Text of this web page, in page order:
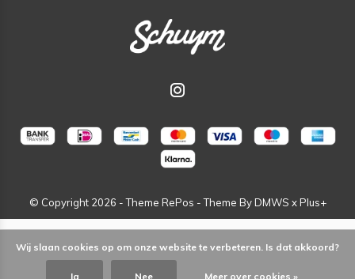
© Copyright 2026 - Theme RePos - Theme ByDMWS xPlus+
Wij slaan cookies op om onze website te verbeteren. Is dat akkoord?
Ja Nee Meer over cookies »